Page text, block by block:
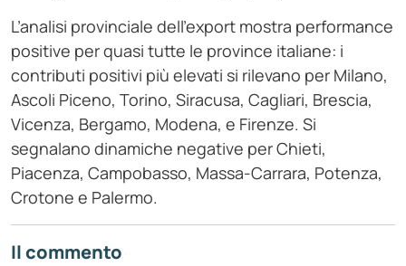
L’analisi provinciale dell’export mostra performance
positive per quasi tutte le province italiane: i
contributi positivi più elevati si rilevano per Milano,
Ascoli Piceno, Torino, Siracusa, Cagliari, Brescia,
Vicenza, Bergamo, Modena, e Firenze. Si
segnalano dinamiche negative per Chieti,
Piacenza, Campobasso, Massa-Carrara, Potenza,
Crotone e Palermo.
Il commento